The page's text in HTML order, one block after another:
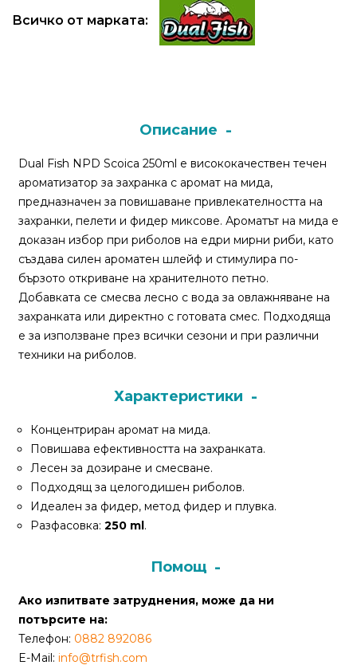
Плувки
Сонари
За
нас
Контакти
рекламация
Условия
за
ползване
поверителност
Политика
за
Всичко от марката:
Описание
Dual Fish NPD Scoica 250ml е висококачествен течен
ароматизатор за захранка с аромат на мида,
предназначен за повишаване привлекателността на
захранки, пелети и фидер миксове. Ароматът на мида е
доказан избор при риболов на едри мирни риби, като
създава силен ароматен шлейф и стимулира по-
бързото откриване на хранителното петно.
Добавката се смесва лесно с вода за овлажняване на
захранката или директно с готовата смес. Подходяща
е за използване през всички сезони и при различни
техники на риболов.
Характеристики
Концентриран аромат на мида.
Повишава ефективността на захранката.
Лесен за дозиране и смесване.
Подходящ за целогодишен риболов.
Идеален за фидер, метод фидер и плувка.
Разфасовка: 250 ml.
Помощ
Ако изпитвате затруднения, може да ни
потърсите на:
Телефон: 0882 892086
E-Mail: info@trfish.com